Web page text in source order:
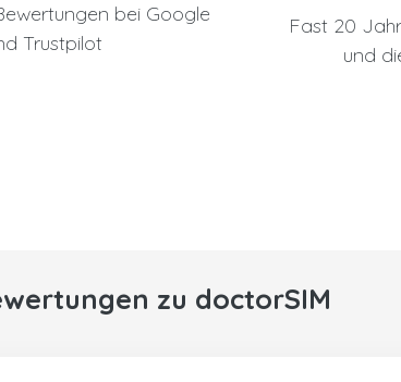
bei Google
Trustpilot
Fast 20
und
zu doctorSIM